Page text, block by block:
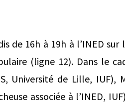
de 16h à 19h à l’INED
(ligne 12). Dans le
Université de Lille, IUF),
associée à l’INED,